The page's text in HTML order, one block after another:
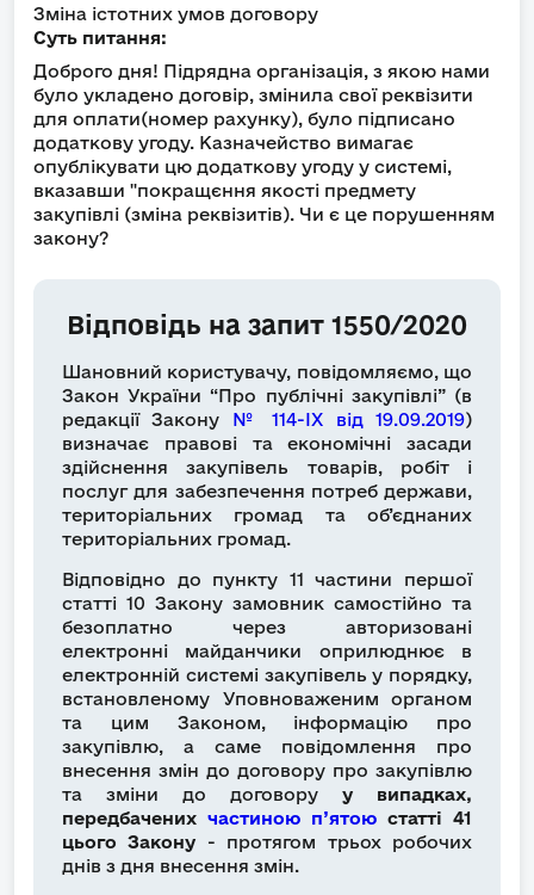
Зміна істотних умов договору
Суть питання:
Доброго дня! Підрядна організація, з якою нами
було укладено договір, змінила свої реквізити
для оплати(номер рахунку), було підписано
додаткову угоду. Казначейство вимагає
опублікувати цю додаткову угоду у системі,
вказавши "покращєння якості предмету
закупівлі (зміна реквізитів). Чи є це порушенням
закону?
Відповідь на запит 1550/2020
Шановний користувачу, повідомляємо, що
Закон України “Про публічні закупівлі” (в
редакції Закону № 114-IX від 19.09.2019)
визначає правові та економічні засади
здійснення закупівель товарів, робіт і
послуг для забезпечення потреб держави,
територіальних громад та об’єднаних
територіальних громад.
Відповідно до пункту 11 частини першої
статті 10 Закону замовник самостійно та
безоплатно через авторизовані
електронні майданчики оприлюднює в
електронній системі закупівель у порядку,
встановленому Уповноваженим органом
та цим Законом, інформацію про
закупівлю, а саме повідомлення про
внесення змін до договору про закупівлю
та зміни до договору у випадках,
передбачених частиною п’ятою статті 41
цього Закону - протягом трьох робочих
днів з дня внесення змін.